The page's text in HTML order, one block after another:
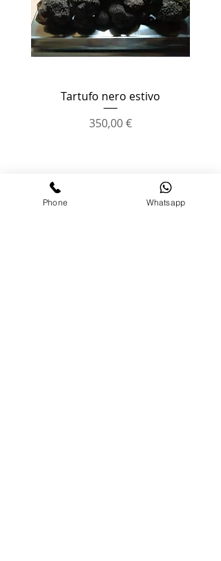
Tartufo nero estivo
Prix
350,00 €
CONTATTI
Phone Whatsapp